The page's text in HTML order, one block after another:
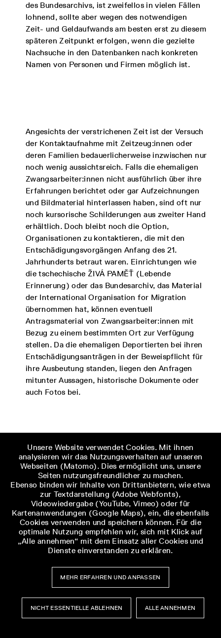
Unsere Website verwendet Cookies. Mit ihnen
analysieren wir das Nutzungsverhalten auf unseren
Webseiten (Matomo). Dies ermöglicht uns, unsere
Seiten nutzungsfreundlicher zu machen.
Ebenso binden wir Inhalte von Drittanbietern, wie etwa
zur Textdarstellung (Adobe Webfonts),
Videowiedergabe (YouTube, Vimeo) oder für
Kartenanwendungen (Google Maps), ein, die ebenfalls
Cookies verwenden und speichern können. Für die
optimale Nutzung empfehlen wir, sich mit Klick auf
„Alle annehmen“ mit dem Einsatz aller Cookies und
Dienste einverstanden zu erklären.
MEHR ERFAHREN UND ANPASSEN
NICHT ESSENTIELLE ABLEHNEN ALLE ANNEHMEN
des Bundesarchivs, ist zweifellos in vielen Fällen
lohnend, sollte aber wegen des notwendigen
Zeit- und Geldaufwands am besten erst zu diesem
späteren Zeitpunkt erfolgen, wenn die gezielte
Nachsuche in den Datenbanken nach konkreten
Namen von Personen und Firmen möglich ist.
Angesichts der verstrichenen Zeit ist der Versuch
der Kontaktaufnahme mit Zeitzeug:innen oder
deren Familien bedauerlicherweise inzwischen nur
noch wenig aussichtsreich. Falls die ehemaligen
Zwangsarbeiter:innen nicht ausführlich über ihre
Erfahrungen berichtet oder gar Aufzeichnungen
und Bildmaterial hinterlassen haben, sind oft nur
noch kursorische Schilderungen aus zweiter Hand
erhältlich. Doch bleibt noch die Option,
Organisationen zu kontaktieren, die mit den
Entschädigungsvorgängen Anfang des 21.
Jahrhunderts betraut waren. Einrichtungen wie
die tschechische ŽIVÁ PAMĚŤ (Lebende
Erinnerung) oder das Bundesarchiv, das Material
der International Organisation for Migration
übernommen hat, können eventuell
Antragsmaterial von Zwangsarbeiter:innen mit
Bezug zu einem bestimmten Ort zur Verfügung
stellen. Da die ehemaligen Deportierten bei ihren
Entschädigungsanträgen in der Beweispflicht für
ihre Ausbeutung standen, liegen den Anfragen
mitunter Aussagen, historische Dokumente oder
auch Fotos bei.
Im Fall Thüringens nahezu immer problematisch
gestaltet sich die Suche nach Material zum
Thema Kriegsgefangenschaft. Ursache dafür ist,
dass die Unterlagen der Wehrmacht zu den auf
thüringischem Boden befindlichen Stammlagern
IX C Bad Sulza und IV E Altenburg nahezu
vollständig vernichtet wurden. Im Bundesarchiv
finden sich deshalb kaum aufschlussreiche
Unterlagen, und ob die lokalen und regionalen
Archive Informationen zu Lagern in einer
bestimmten Region oder Stadt enthalten, ist
ungewiss. Mitunter sind diese Informationen
LETZTER
ARTIKEL
ZURÜCK
NÄCHSTER
ARTIKEL